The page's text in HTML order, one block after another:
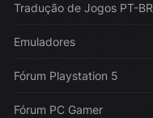
Tradução de Jogos PT-BR
Emuladores
Fórum Playstation 5
Fórum PC Gamer